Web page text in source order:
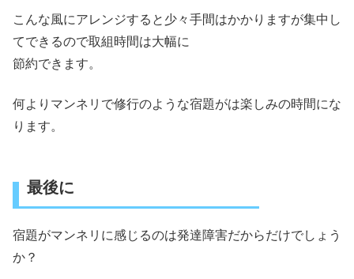
こんな風にアレンジすると少々手間はかかりますが集中し
てできるので取組時間は大幅に
節約できます。
何よりマンネリで修行のような宿題がは楽しみの時間にな
ります。
最後に
宿題がマンネリに感じるのは発達障害だからだけでしょう
か？